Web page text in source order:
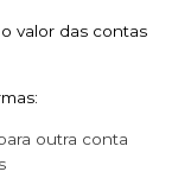
valor das contas
outra conta